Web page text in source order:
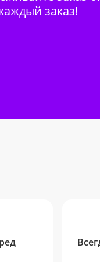
заказ!